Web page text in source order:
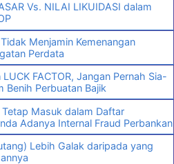
Vs. NILAI LIKUIDASI dalam
Menjamin Kemenangan
Perdata
FACTOR, Jangan Pernah Sia-
Benih Perbuatan Bajik
Masuk dalam Daftar
Adanya Internal Fraud Perbankan
Lebih Galak daripada yang